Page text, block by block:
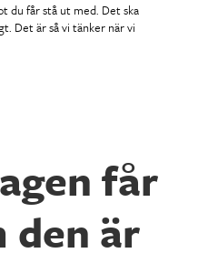
du får stå ut med. Det ska
Det är så vi tänker när vi
får
den är